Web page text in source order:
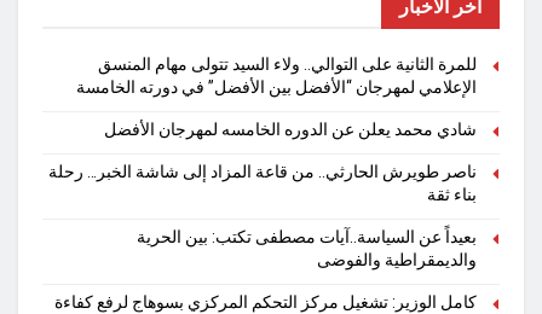
آخر الأخبار
للمرة الثانية على التوالي.. ولاء السيد تتولى مهام المنسق
الإعلامي لمهرجان “الأفضل بين الأفضل” في دورته الخامسة
شادي محمد يعلن عن الدوره الخامسه لمهرجان الأفضل
ناصر طويرش الحارثي.. من قاعة المزاد إلى شاشة الخبر… رحلة
بناء ثقة
بعيداً عن السياسة..آيات مصطفى تكتب: بين الحرية
والديمقراطية والفوضى
كامل الوزير: تشغيل مركز التحكم المركزي بسوهاج لرفع كفاءة